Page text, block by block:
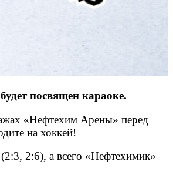
посвящен караоке.
«Нефтехим Арены» перед
на хоккей!
2:6), а всего «Нефтехимик»